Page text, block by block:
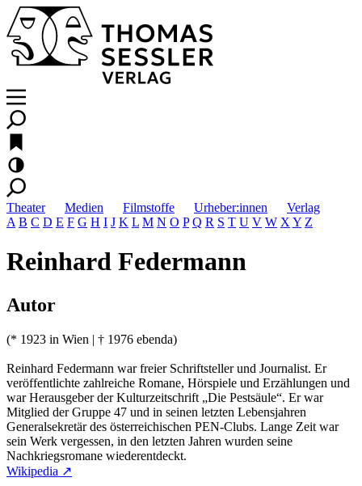
Theater Medien Filmstoffe Urheber:innen
Verlag
A B C D E F G H I J K L M N O P Q R S T U V W X Y Z
Reinhard Federmann
Autor
(* 1923 in Wien | † 1976 ebenda)
Reinhard Federmann war freier Schriftsteller und Journalist. Er
veröffentlichte zahlreiche Romane, Hörspiele und Erzählungen und
war Herausgeber der Kulturzeitschrift „Die Pestsäule“. Er war
Mitglied der Gruppe 47 und in seinen letzten Lebensjahren
Generalsekretär des österreichischen PEN-Clubs. Lange Zeit war
sein Werk vergessen, in den letzten Jahren wurden seine
Nachkriegsromane wiederentdeckt.
Wikipedia ↗